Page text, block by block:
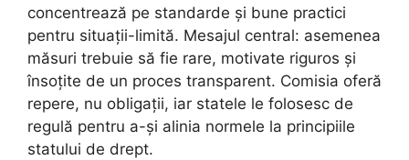
concentrează pe standarde și bune practici
pentru situații-limită. Mesajul central: asemenea
măsuri trebuie să fie rare, motivate riguros și
însoțite de un proces transparent. Comisia oferă
repere, nu obligații, iar statele le folosesc de
regulă pentru a-și alinia normele la principiile
statului de drept.